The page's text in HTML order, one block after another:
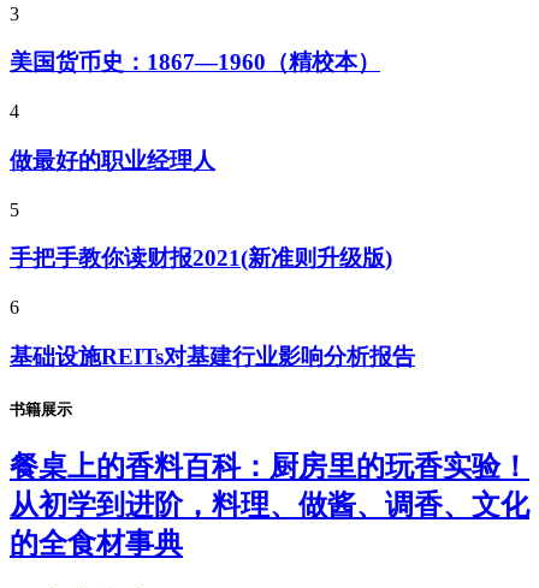
3
美国货币史：1867—1960（精校本）
4
做最好的职业经理人
5
手把手教你读财报2021(新准则升级版)
6
基础设施REITs对基建行业影响分析报告
书籍展示
餐桌上的香料百科：厨房里的玩香实验！
从初学到进阶，料理、做酱、调香、文化
的全食材事典